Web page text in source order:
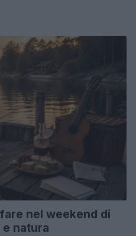
nel weekend di
natura